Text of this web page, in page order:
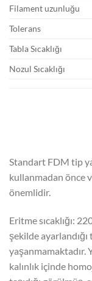
Filament uzunluğu
Tolerans
Tabla Sıcaklığı
Nozul Sıcaklığı
Standart FDM tip
kullanmadan önce
önemlidir.
Eritme sıcaklığı:
şekilde
yaşanmamaktadır.
kalınlık içinde